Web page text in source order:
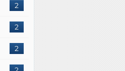
2
2
2